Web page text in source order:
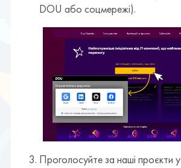
DOU або соцмережі).
Проголосуйте за наші проєкти